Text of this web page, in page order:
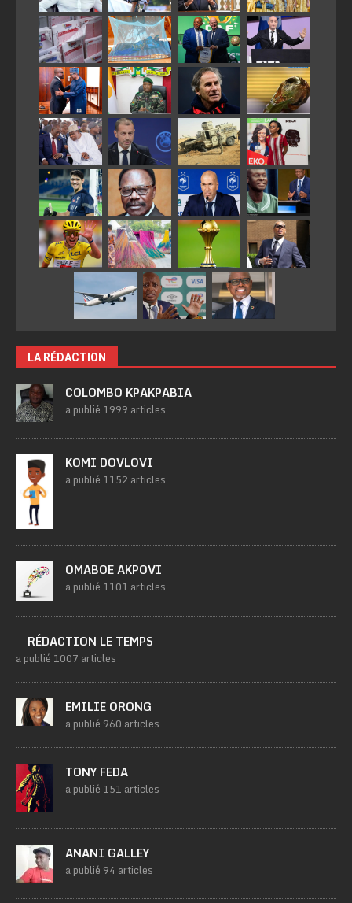
LA RÉDACTION
COLOMBO KPAKPABIA
a publié 1999 articles
KOMI DOVLOVI
a publié 1152 articles
OMABOE AKPOVI
a publié 1101 articles
RÉDACTION LE TEMPS
a publié 1007 articles
EMILIE ORONG
a publié 960 articles
TONY FEDA
a publié 151 articles
ANANI GALLEY
a publié 94 articles